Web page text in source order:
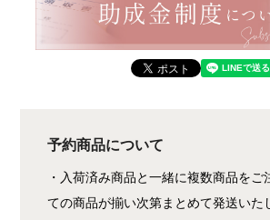
予約商品について
・入荷済み商品と一緒に複数商品をご
ての商品が揃い次第まとめて発送いた